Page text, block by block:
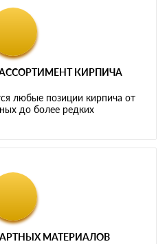
КИРПИЧА
любые позиции кирпича от
до более редких
МАТЕРИАЛОВ